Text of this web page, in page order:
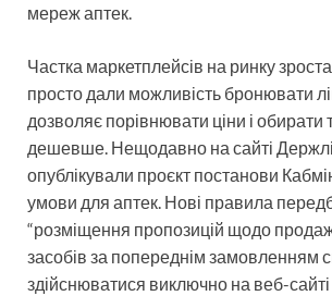
мереж аптек.
Частка маркетплейсів на ринку
просто дали можливість бронювати
дозволяє порівнювати ціни і обирати
дешевше. Нещодавно на сайті
опублікували проєкт постанови
умови для аптек. Нові правила
“розміщення пропозицій щодо
засобів за попереднім замовленням
здійснюватися виключно на веб-сайті